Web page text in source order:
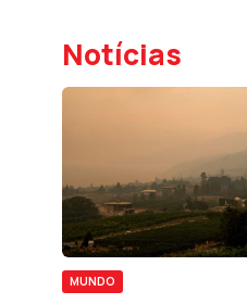
Notícias
MUNDO